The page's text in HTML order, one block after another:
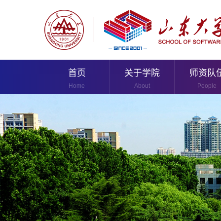
首页
Home
关于学院
About
师资队
People